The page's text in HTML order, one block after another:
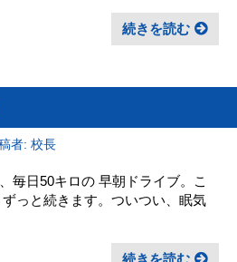
続きを読む
者: 校長
毎日50キロの 早朝ドライブ。こ
っと続きます。ついつい、眠気